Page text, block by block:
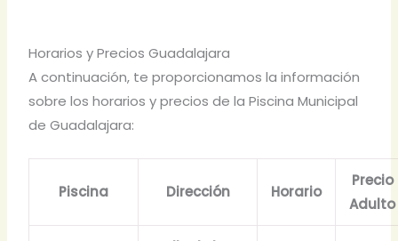
Horarios y Precios Guadalajara
A continuación, te proporcionamos la información
sobre los horarios y precios de la Piscina Municipal
de Guadalajara:
Piscina Dirección Horario
Precio
Adulto